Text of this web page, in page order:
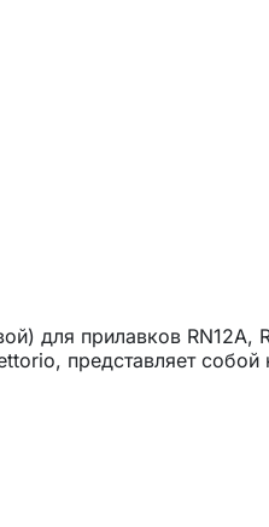
для прилавков RN12A,
представляет